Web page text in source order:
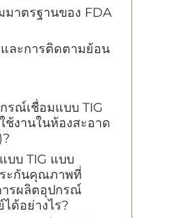
มาตรฐานของ FDA
และการติดตามย้อน
รณ์เชื่อมแบบ TIG
ช้งานในห้องสะอาด
บบ TIG แบบ
ะกันคุณภาพที่
ารผลิตอุปกรณ์
ด้อย่างไร?